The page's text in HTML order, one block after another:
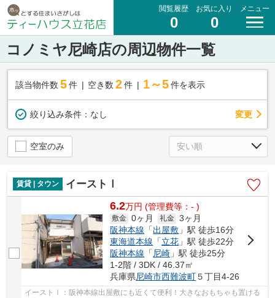
閲覧履歴
0
お気に入り
0
メニュー
コノミヤ尼崎店の周辺物件一覧
該当物件数 5件 空き数 2 件 1～5 件を表示
絞り込み条件： なし 変更
空室のみ
賃貸 | タウン イーストⅠ
6.2万円 (管理費等：- )
敷金 0ヶ月 礼金 3ヶ月
阪神本線 「出屋敷 」駅 徒歩16分
東海道本線 「立花 」駅 徒歩22分
阪神本線 「尼崎 」駅 徒歩25分
1-2階 / 3DK / 46.37㎡
兵庫県尼崎市西難波町５丁目4-26
イーストⅠ：阪神本線出屋敷にも近くて便利！大きなおもちゃも置ける